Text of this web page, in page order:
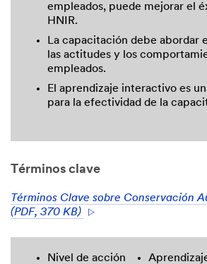
empleados, puede mejorar el
HNIR.
La capacitación debe abordar
las actitudes y los
empleados.
El aprendizaje interactivo es
para la efectividad de la
Términos clave
Términos Clave sobre Conservación
(PDF, 370 KB)
Nivel de acción